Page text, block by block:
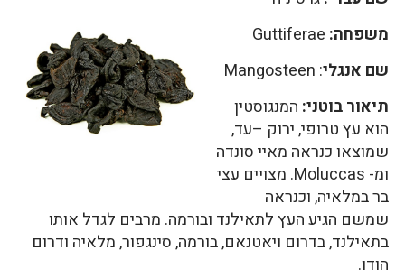
משפחה: Guttiferae
שם אנגלי: Mangosteen
תיאור בוטני: המנגוסטין
הוא עץ טרופי, ירוק –עד,
שמוצאו כנראה מאיי סונדה
ומ- Moluccas. מצויים עצי
בר במלאיה, וכנראה
שמשם הגיע העץ לתאילנד ובורמה. מרבים לגדל אותו
בתאילנד, בדרום ויאטנאם, בורמה, סינגפור, מלאיה ודרום
הודו.